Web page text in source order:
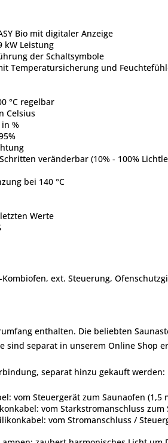
Bio mit digitaler Anzeige
kW Leistung
der Schaltsymbole
Temperatursicherung und
°C regelbar
Celsius
%
veränderbar (10% - 100%
bei 140 °C
Werte
Kombiofen, ext. Steuerung,
enthalten. Die beliebten
sind separat in unserem Online Shop
separat hinzu gekauft werden:
vom Steuergerät zum Saunaofen
vom Starkstromanschluss
vom Stromanschluss /